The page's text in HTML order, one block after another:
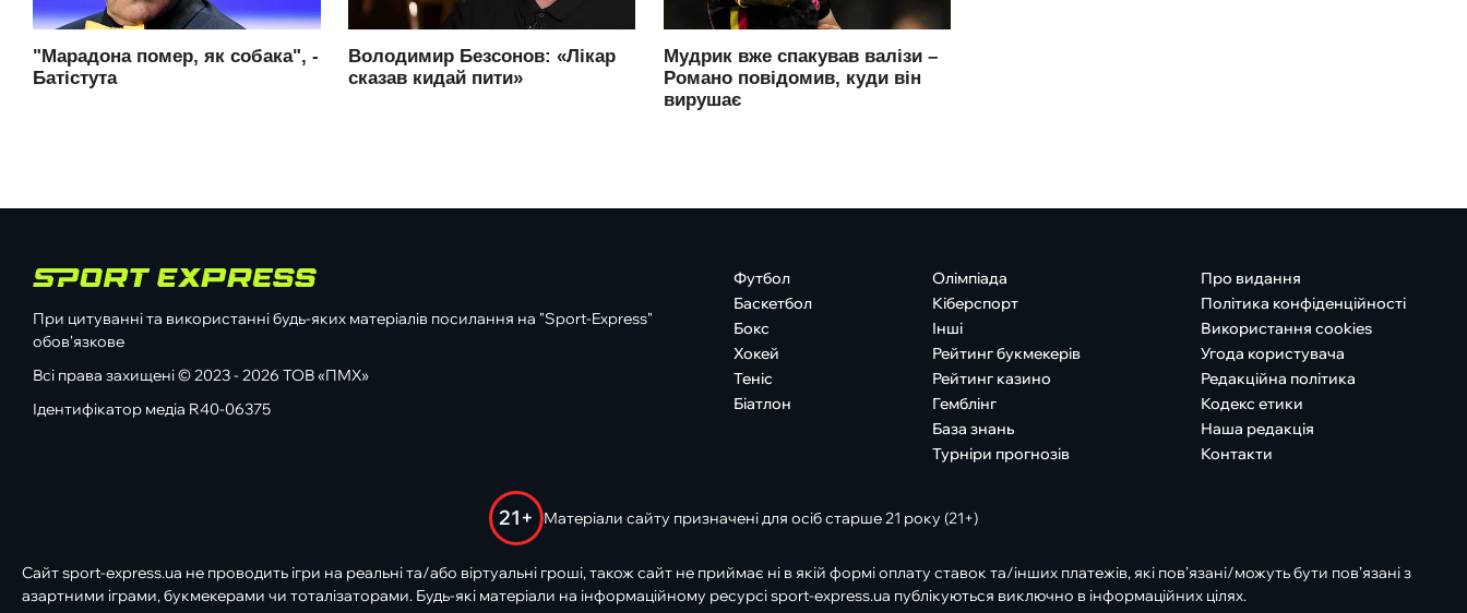
При цитуванні та використанні будь-яких матеріалів посилання на "Sport-Express"
обов'язкове
Всі права захищені © 2023 - 2026 ТОВ «ПМХ»
Ідентифікатор медіа R40-06375
Футбол
Баскетбол
Бокс
Хокей
Теніс
Біатлон
Олімпіада
Кіберспорт
Інші
Рейтинг букмекерів
Рейтинг казино
Гемблінг
База знань
Турніри прогнозів
Про видання
Політика конфіденційності
Використання cookies
Угода користувача
Редакційна політика
Кодекс етики
Наша редакція
Контакти
21+ Матеріали сайту призначені для осіб старше 21 року (21+)
Сайт sport-express.ua не проводить ігри на реальні та/або віртуальні гроші, також сайт не приймає ні в якій формі оплату ставок та/інших платежів, які пов’язані/можуть бути пов’язані з
азартними іграми, букмекерами чи тоталізаторами. Будь-які матеріали на інформаційному ресурсі sport-express.ua публікуються виключно в інформаційних цілях.